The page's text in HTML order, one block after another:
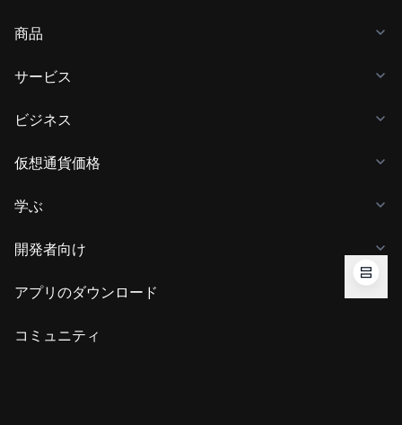
商品
サービス
ビジネス
仮想通貨価格
学ぶ
開発者向け
アプリのダウンロード
コミュニティ